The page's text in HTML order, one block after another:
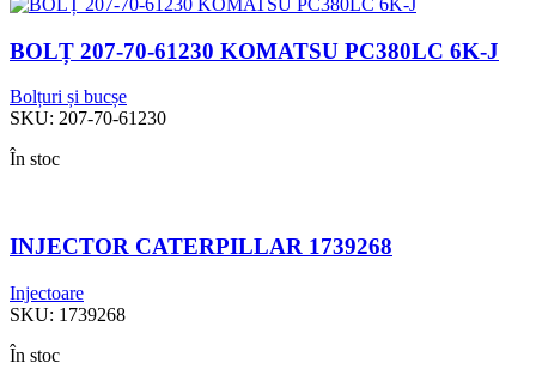
BOLȚ 207-70-61230 KOMATSU PC380LC 6K-J
Bolțuri și bucșe
SKU: 207-70-61230
În stoc
INJECTOR CATERPILLAR 1739268
Injectoare
SKU: 1739268
În stoc